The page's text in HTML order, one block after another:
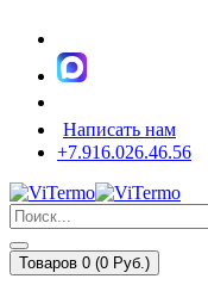
Написать нам
+7.916.026.46.56
Товаров 0 (0 Pуб.)